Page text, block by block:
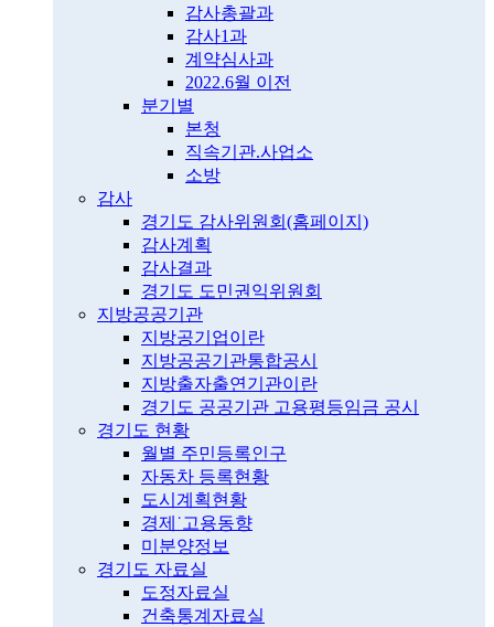
감사총괄과
감사1과
계약심사과
2022.6월 이전
분기별
본청
직속기관.사업소
소방
감사
경기도 감사위원회(홈페이지)
감사계획
감사결과
경기도 도민권익위원회
지방공공기관
지방공기업이란
지방공공기관통합공시
지방출자출연기관이란
경기도 공공기관 고용평등임금 공시
경기도 현황
월별 주민등록인구
자동차 등록현황
도시계획현황
경제˙고용동향
미분양정보
경기도 자료실
도정자료실
건축통계자료실